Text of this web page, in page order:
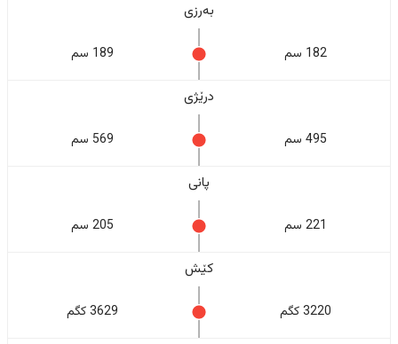
بەرزی
182 سم 189 سم
درێژی
495 سم 569 سم
پانی
221 سم 205 سم
کێش
3220 کگم 3629 کگم